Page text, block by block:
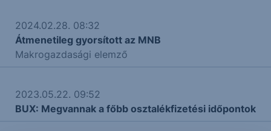
2024.02.28. 08:32
Átmenetileg gyorsított az MNB
Makrogazdasági elemző
2023.05.22. 09:52
BUX: Megvannak a főbb osztalékfizetési időpontok